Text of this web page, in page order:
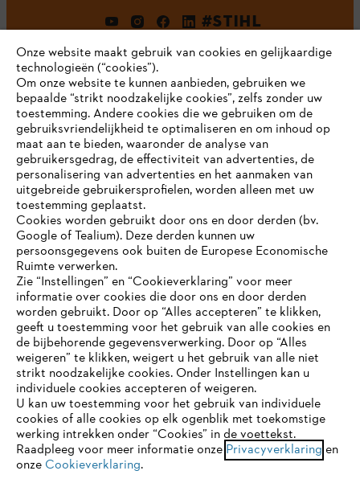
#STIHL
Bedrijf
STIHL FAQ
Contact
Gegevensbescherming Impressum
Cookie-informatie Juridische informatie
ANDREAS STIHL NV, Veurtstraat 117, 2870
JE BROWSER WORDT NIET
ONDERSTEUND
Je gebruikt een browser die we nog niet ondersteunen. Om
onze website optimaal te kunnen gebruiken, raden we aan dat
je overschakelt op één van de volgende browsers:
firefox
Onze website maakt gebruik van cookies en gelijkaardige
technologieën (“cookies”).
Om onze website te kunnen aanbieden, gebruiken we
bepaalde “strikt noodzakelijke cookies”, zelfs zonder uw
toestemming. Andere cookies die we gebruiken om de
gebruiksvriendelijkheid te optimaliseren en om inhoud op
maat aan te bieden, waaronder de analyse van
gebruikersgedrag, de effectiviteit van advertenties, de
personalisering van advertenties en het aanmaken van
uitgebreide gebruikersprofielen, worden alleen met uw
toestemming geplaatst.
Cookies worden gebruikt door ons en door derden (bv.
Google of Tealium). Deze derden kunnen uw
persoonsgegevens ook buiten de Europese Economische
Ruimte verwerken.
Zie “Instellingen” en “Cookieverklaring” voor meer
informatie over cookies die door ons en door derden
worden gebruikt. Door op “Alles accepteren” te klikken,
geeft u toestemming voor het gebruik van alle cookies en
de bijbehorende gegevensverwerking. Door op “Alles
weigeren” te klikken, weigert u het gebruik van alle niet
strikt noodzakelijke cookies. Onder Instellingen kan u
individuele cookies accepteren of weigeren.
U kan uw toestemming voor het gebruik van individuele
cookies of alle cookies op elk ogenblik met toekomstige
werking intrekken onder “Cookies” in de voettekst.
Raadpleeg voor meer informatie onze Privacyverklaring en
onze Cookieverklaring.